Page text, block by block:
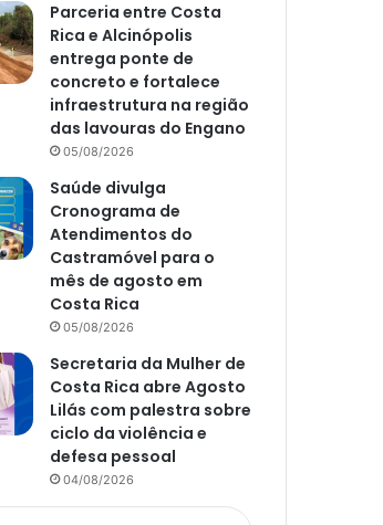
Parceria entre Costa
Rica e Alcinópolis
entrega ponte de
concreto e fortalece
infraestrutura na região
das lavouras do Engano
05/08/2026
Saúde divulga
Cronograma de
Atendimentos do
Castramóvel para o
mês de agosto em
Costa Rica
05/08/2026
Secretaria da Mulher de
Costa Rica abre Agosto
Lilás com palestra sobre
ciclo da violência e
defesa pessoal
04/08/2026